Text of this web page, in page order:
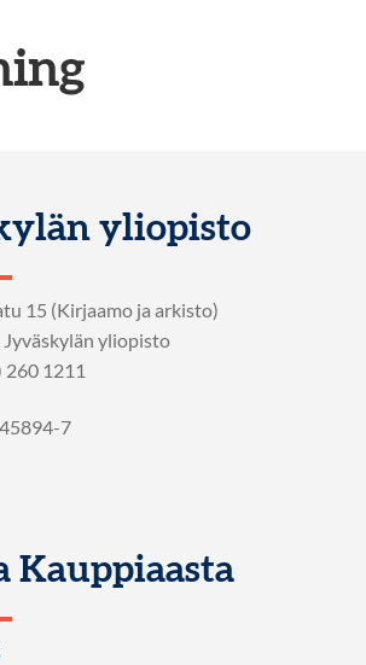
English
yliopisto
15 (Kirjaamo ja arkisto)
Jyväskylän yliopisto
260 1211
7
Kauppiaasta